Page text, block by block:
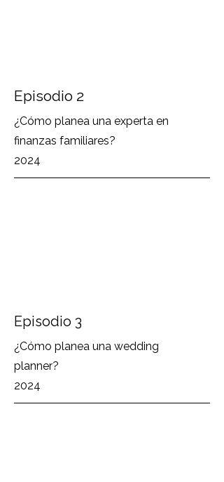
Episodio 2
¿Cómo planea una experta en
finanzas familiares?
2024
Episodio 3
¿Cómo planea una wedding
planner?
2024